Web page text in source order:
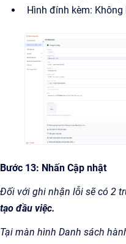
Hình đính kèm: Không
Bước 13: Nhấn Cập nhật
Đối với ghi nhận lỗi sẽ có 2
tạo đầu việc.
Tại màn hình Danh sách